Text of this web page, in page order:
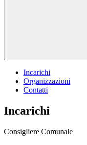
Incarichi
Organizzazioni
Contatti
Incarichi
Consigliere Comunale